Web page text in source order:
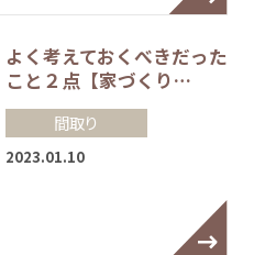
よく考えておくべきだった
こと２点【家づくり…
間取り
2023.01.10